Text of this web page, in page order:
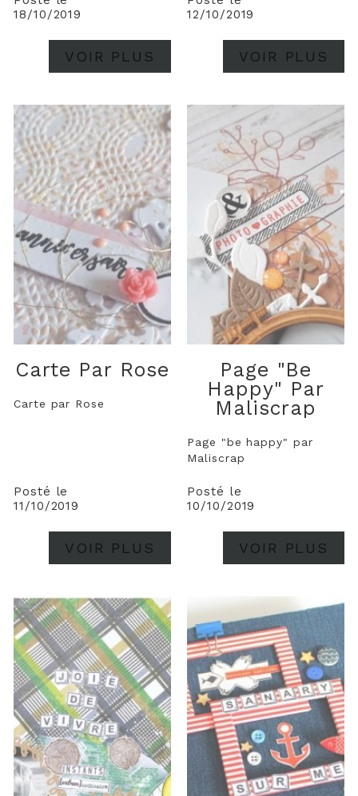
18/10/2019
VOIR PLUS
12/10/2019
VOIR PLUS
Carte Par Rose
Carte par Rose
Posté le
11/10/2019
VOIR PLUS
Page "be
Happy" Par
Maliscrap
Page "be happy" par
Maliscrap
Posté le
10/10/2019
VOIR PLUS